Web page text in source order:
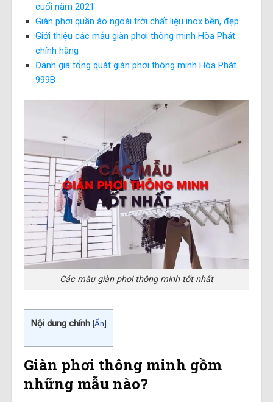
cuối năm 2021
Giàn phơi quần áo ngoài trời chất liệu inox bền, đẹp
Giới thiệu các mẫu giàn phơi thông minh Hòa Phát
chính hãng
Đánh giá tổng quát giàn phơi thông minh Hòa Phát
999B
Các mẫu giàn phơi thông minh tốt nhất
Nội dung chính [Ẩn]
Giàn phơi thông minh gồm
những mẫu nào?